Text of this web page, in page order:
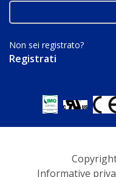
Non sei registrato?
Registrati
Informative